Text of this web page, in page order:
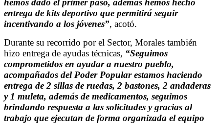
hemos dado el primer paso, además hemos hecho
entrega de kits deportivo que permitirá seguir
incentivando a los jóvenes”, acotó.
Durante su recorrido por el Sector, Morales también
hizo entrega de ayudas técnicas, “Seguimos
comprometidos en ayudar a nuestro pueblo,
acompañados del Poder Popular estamos haciendo
entrega de 2 sillas de ruedas, 2 bastones, 2 andaderas
y 1 muleta, además de medicamentos, seguimos
brindando respuesta a las solicitudes y gracias al
trabajo que ejecutan de forma organizada el equipo